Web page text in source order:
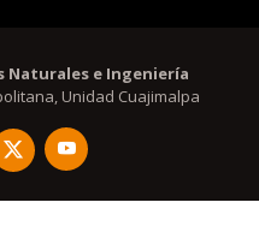
Naturales e Ingeniería
Unidad Cuajimalpa